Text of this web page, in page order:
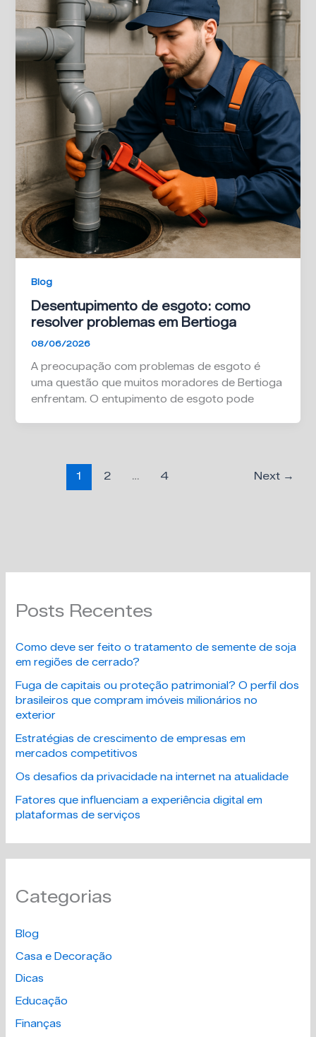
Blog
Desentupimento de esgoto: como
resolver problemas em Bertioga
08/06/2026
A preocupação com problemas de esgoto é
uma questão que muitos moradores de Bertioga
enfrentam. O entupimento de esgoto pode
1 2 … 4 Next →
Posts Recentes
Como deve ser feito o tratamento de semente de soja
em regiões de cerrado?
Fuga de capitais ou proteção patrimonial? O perfil dos
brasileiros que compram imóveis milionários no
exterior
Estratégias de crescimento de empresas em
mercados competitivos
Os desafios da privacidade na internet na atualidade
Fatores que influenciam a experiência digital em
plataformas de serviços
Categorias
Blog
Casa e Decoração
Dicas
Educação
Finanças